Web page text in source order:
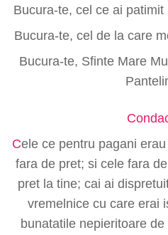
Bucura-te, cel ce ai
Bucura-te, cel de la care
Bucura-te, Sfinte Mare
Cele ce pentru pagani
fara de pret; si cele fara
pret la tine; cai ai
vremelnice cu care erai
bunatatile nepieritoare